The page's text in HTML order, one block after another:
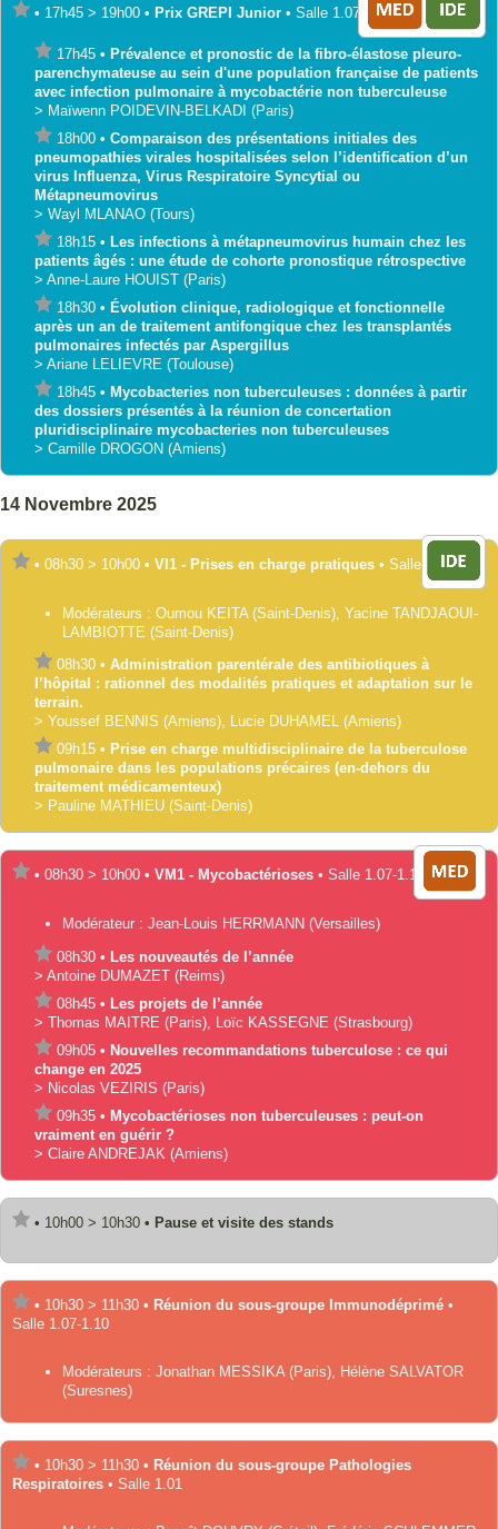
• 17h45 > 19h00 • Prix GREPI Junior • Salle 1.07-1.10
17h45 • Prévalence et pronostic de la fibro-élastose pleuro-
parenchymateuse au sein d'une population française de patients
avec infection pulmonaire à mycobactérie non tuberculeuse
> Maïwenn POIDEVIN-BELKADI (Paris)
18h00 • Comparaison des présentations initiales des
pneumopathies virales hospitalisées selon l’identification d’un
virus Influenza, Virus Respiratoire Syncytial ou
Métapneumovirus
> Wayl MLANAO (Tours)
18h15 • Les infections à métapneumovirus humain chez les
patients âgés : une étude de cohorte pronostique rétrospective
> Anne-Laure HOUIST (Paris)
18h30 • Évolution clinique, radiologique et fonctionnelle
après un an de traitement antifongique chez les transplantés
pulmonaires infectés par Aspergillus
> Ariane LELIEVRE (Toulouse)
18h45 • Mycobacteries non tuberculeuses : données à partir
des dossiers présentés à la réunion de concertation
pluridisciplinaire mycobacteries non tuberculeuses
> Camille DROGON (Amiens)
14 Novembre 2025
• 08h30 > 10h00 • VI1 - Prises en charge pratiques • Salle 1.01
Modérateurs : Oumou KEITA (Saint-Denis), Yacine TANDJAOUI-
LAMBIOTTE (Saint-Denis)
08h30 • Administration parentérale des antibiotiques à
l’hôpital : rationnel des modalités pratiques et adaptation sur le
terrain.
> Youssef BENNIS (Amiens), Lucie DUHAMEL (Amiens)
09h15 • Prise en charge multidisciplinaire de la tuberculose
pulmonaire dans les populations précaires (en-dehors du
traitement médicamenteux)
> Pauline MATHIEU (Saint-Denis)
• 08h30 > 10h00 • VM1 - Mycobactérioses • Salle 1.07-1.10
Modérateur : Jean-Louis HERRMANN (Versailles)
08h30 • Les nouveautés de l’année
> Antoine DUMAZET (Reims)
08h45 • Les projets de l’année
> Thomas MAITRE (Paris) Loïc KASSEGNE (Strasbourg)
09h05 • Nouvelles recommandations tuberculose : ce qui
change en 2025
> Nicolas VEZIRIS (Paris)
09h35 • Mycobactérioses non tuberculeuses : peut-on
vraiment en guérir ?
> Claire ANDREJAK (Amiens)
• 10h00 > 10h30 • Pause et visite des stands
• 10h30 > 11h30 • Réunion du sous-groupe Immunodéprimé •
Salle 1.07-1.10
Modérateurs : Jonathan MESSIKA (Paris), Hélène SALVATOR
(Suresnes)
• 10h30 > 11h30 • Réunion du sous-groupe Pathologies
Respiratoires • Salle 1.01